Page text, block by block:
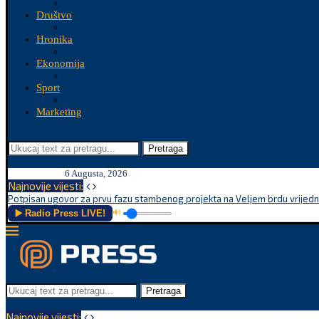
Društvo
Hronika
Ekonomija
Sport
Marketing
Pretraga
6 Augusta, 2026
Najnovije vijesti:
Potpisan ugovor za prvu fazu stambenog projekta na Veljem brdu
▶️ Radio Press LIVE! 🔊
Pretraga